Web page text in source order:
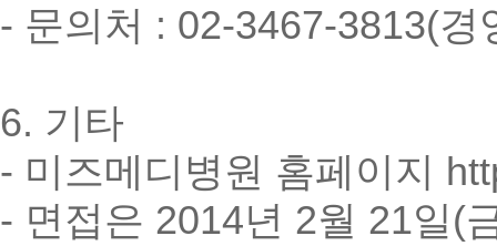
- 문의처 : 02-3467-3813(
6. 기타
- 미즈메디병원 홈페이지
- 면접은 2014년 2월 21일(